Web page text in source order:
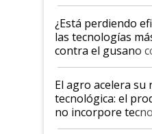
variedades que
salto tecnológico
rendimiento
¿Está perdiendo
las tecnologías
contra el gusano
desafío de una
El agro acelera su
tecnológica: el
no incorpore
perder el tren"